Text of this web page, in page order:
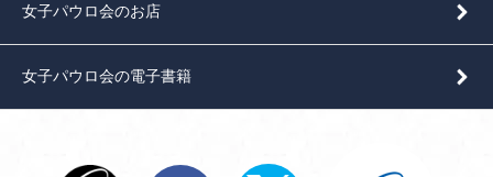
女子パウロ会のお店
女子パウロ会の電子書籍